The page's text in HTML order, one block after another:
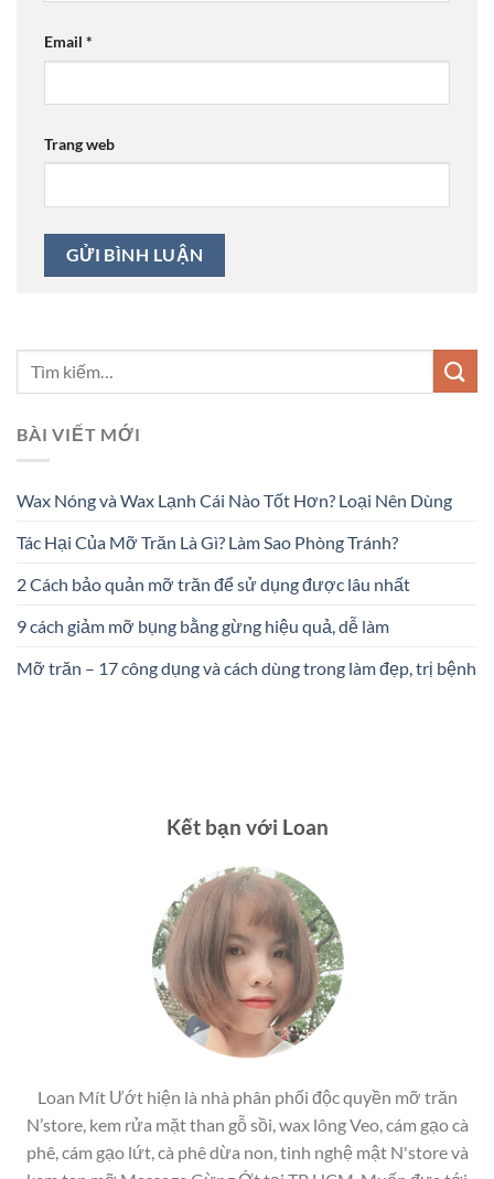
Email *
Trang web
BÀI VIẾT MỚI
Wax Nóng và Wax Lạnh Cái Nào Tốt Hơn? Loại Nên Dùng
Tác Hại Của Mỡ Trăn Là Gì? Làm Sao Phòng Tránh?
2 Cách bảo quản mỡ trăn để sử dụng được lâu nhất
9 cách giảm mỡ bụng bằng gừng hiệu quả, dễ làm
Mỡ trăn – 17 công dụng và cách dùng trong làm đẹp, trị bệnh
Kết bạn với Loan
Loan Mít Ướt hiện là nhà phân phối độc quyền mỡ trăn
N’store, kem rửa mặt than gỗ sồi, wax lông Veo, cám gạo cà
phê, cám gạo lứt, cà phê dừa non, tinh nghệ mật N'store và